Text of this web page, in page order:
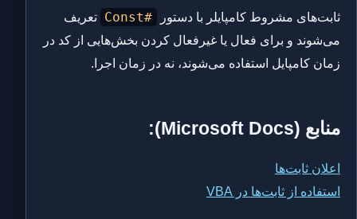
ثابت‌های مشروط کامپایلر با دستور #Const
تعریف
می‌شوند و برای فعال یا غیرفعال کردن بخش‌هایی از کد در
زمان کامپایل استفاده می‌شوند، نه در زمان اجرا.
منابع (Microsoft Docs):
اعلان ثابت‌ها
استفاده از ثابت‌ها در VBA